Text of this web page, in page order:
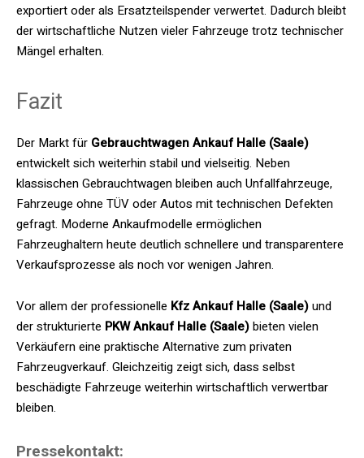
exportiert oder als Ersatzteilspender verwertet. Dadurch bleibt
der wirtschaftliche Nutzen vieler Fahrzeuge trotz technischer
Mängel erhalten.
Fazit
Der Markt für Gebrauchtwagen Ankauf Halle (Saale)
entwickelt sich weiterhin stabil und vielseitig. Neben
klassischen Gebrauchtwagen bleiben auch Unfallfahrzeuge,
Fahrzeuge ohne TÜV oder Autos mit technischen Defekten
gefragt. Moderne Ankaufmodelle ermöglichen
Fahrzeughaltern heute deutlich schnellere und transparentere
Verkaufsprozesse als noch vor wenigen Jahren.
Vor allem der professionelle Kfz Ankauf Halle (Saale)und
der strukturierte PKW Ankauf Halle (Saale)bieten vielen
Verkäufern eine praktische Alternative zum privaten
Fahrzeugverkauf. Gleichzeitig zeigt sich, dass selbst
beschädigte Fahrzeuge weiterhin wirtschaftlich verwertbar
bleiben.
Pressekontakt: